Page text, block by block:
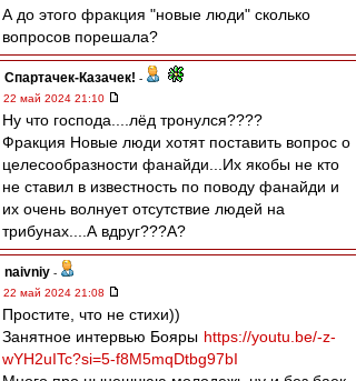
А до этого фракция "новые люди" сколько
вопросов порешала?
Спартачек-Казачек! -
22 май 2024 21:10
Ну что господа....лёд тронулся????
Фракция Новые люди хотят поставить вопрос о
целесообразности фанайди...Их якобы не кто
не ставил в известность по поводу фанайди и
их очень волнует отсутствие людей на
трибунах....А вдруг???А?
naivniy -
22 май 2024 21:08
Простите, что не стихи))
Занятное интервью Бояры https://youtu.be/-z-
wYH2uITc?si=5-f8M5mqDtbg97bI